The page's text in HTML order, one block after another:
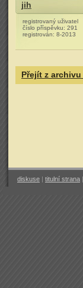
jih
registrovaný uživatel
číslo příspěvku: 291
registrován: 8-2013
Přejít z
diskuse | titulní strana |